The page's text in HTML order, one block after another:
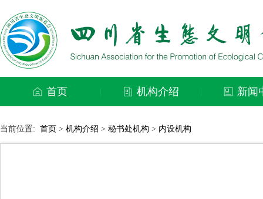
首页 机构介绍 新闻
当前位置: 首页 > 机构介绍 > 秘书处机构 > 内设机构